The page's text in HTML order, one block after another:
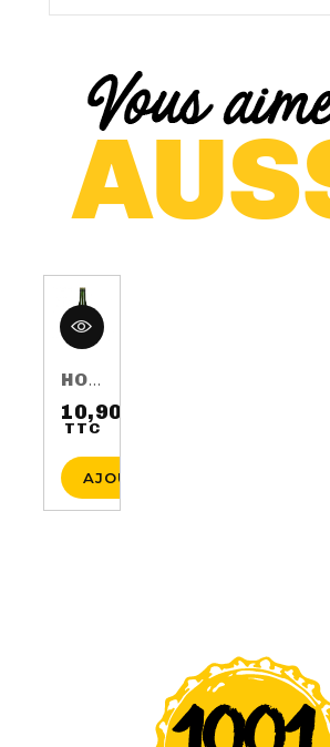
HOP HARVEST 2016 75CL 5.5%
10,90 €
TTCPrix
AJOUTER AU PANIER